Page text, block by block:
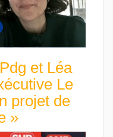
et Léa
Le
projet de
»